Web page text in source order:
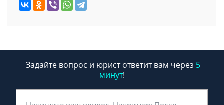
Задайте вопрос и юрист ответит вам через 5
минут!